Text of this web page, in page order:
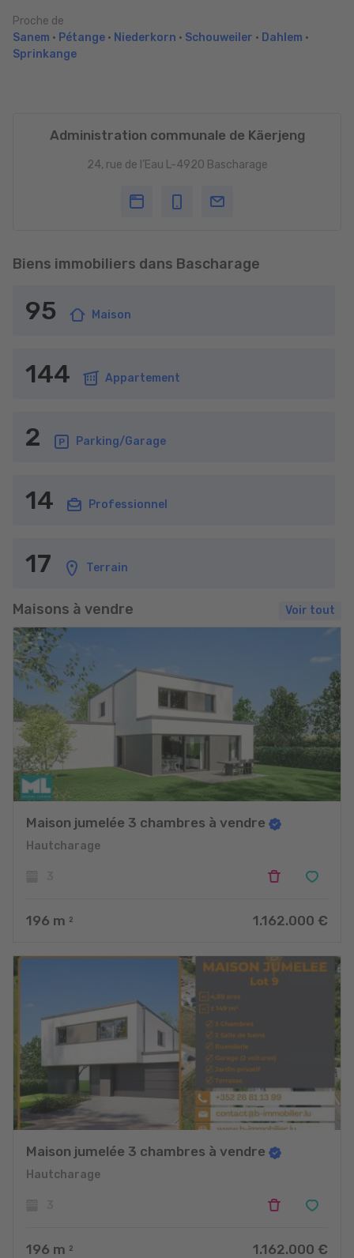
Proche de
Sanem • Pétange • Niederkorn • Schouweiler • Dahlem •
Sprinkange
Administration communale de Käerjeng
24, rue de l’Eau L-4920 Bascharage
Biens immobiliers dans Bascharage
95 Maison
144 Appartement
2 Parking/Garage
14 Professionnel
17 Terrain
Maisons à vendre Voir tout
Maison jumelée 3 chambres à vendre
Hautcharage
196 m 2 1.162.000 €
Maison jumelée 3 chambres à vendre
Hautcharage
196 m 2 1.162.000 €